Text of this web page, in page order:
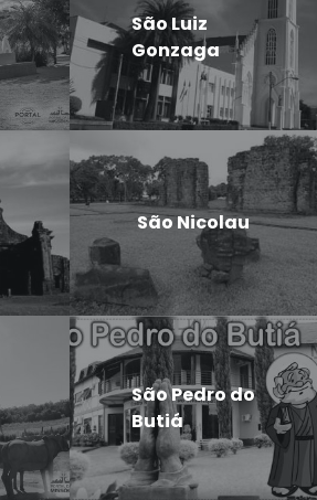
São Luiz
Gonzaga
São Nicolau
São Pedro do
Butiá